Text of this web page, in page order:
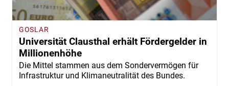
GOSLAR
Universität Clausthal erhält Fördergelder in
Millionenhöhe
Die Mittel stammen aus dem Sondervermögen für
Infrastruktur und Klimaneutralität des Bundes.